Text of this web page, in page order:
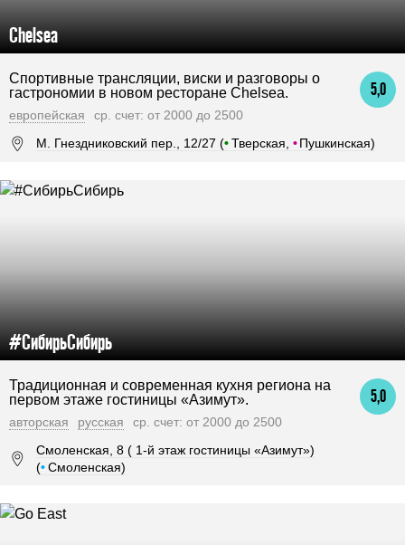
Chelsea
5,0
Спортивные трансляции, виски и разговоры о
гастрономии в новом ресторане Chelsea.
европейская
ср. счет: от 2000 до 2500
М. Гнездниковский пер., 12/27 (•Тверская, • Пушкинская)
#СибирьСибирь
5,0
Традиционная и современная кухня региона на
первом этаже гостиницы «Азимут».
авторская русская
ср. счет: от 2000 до 2500
Смоленская, 8 ( 1-й этаж гостиницы «Азимут»)
(•Смоленская)